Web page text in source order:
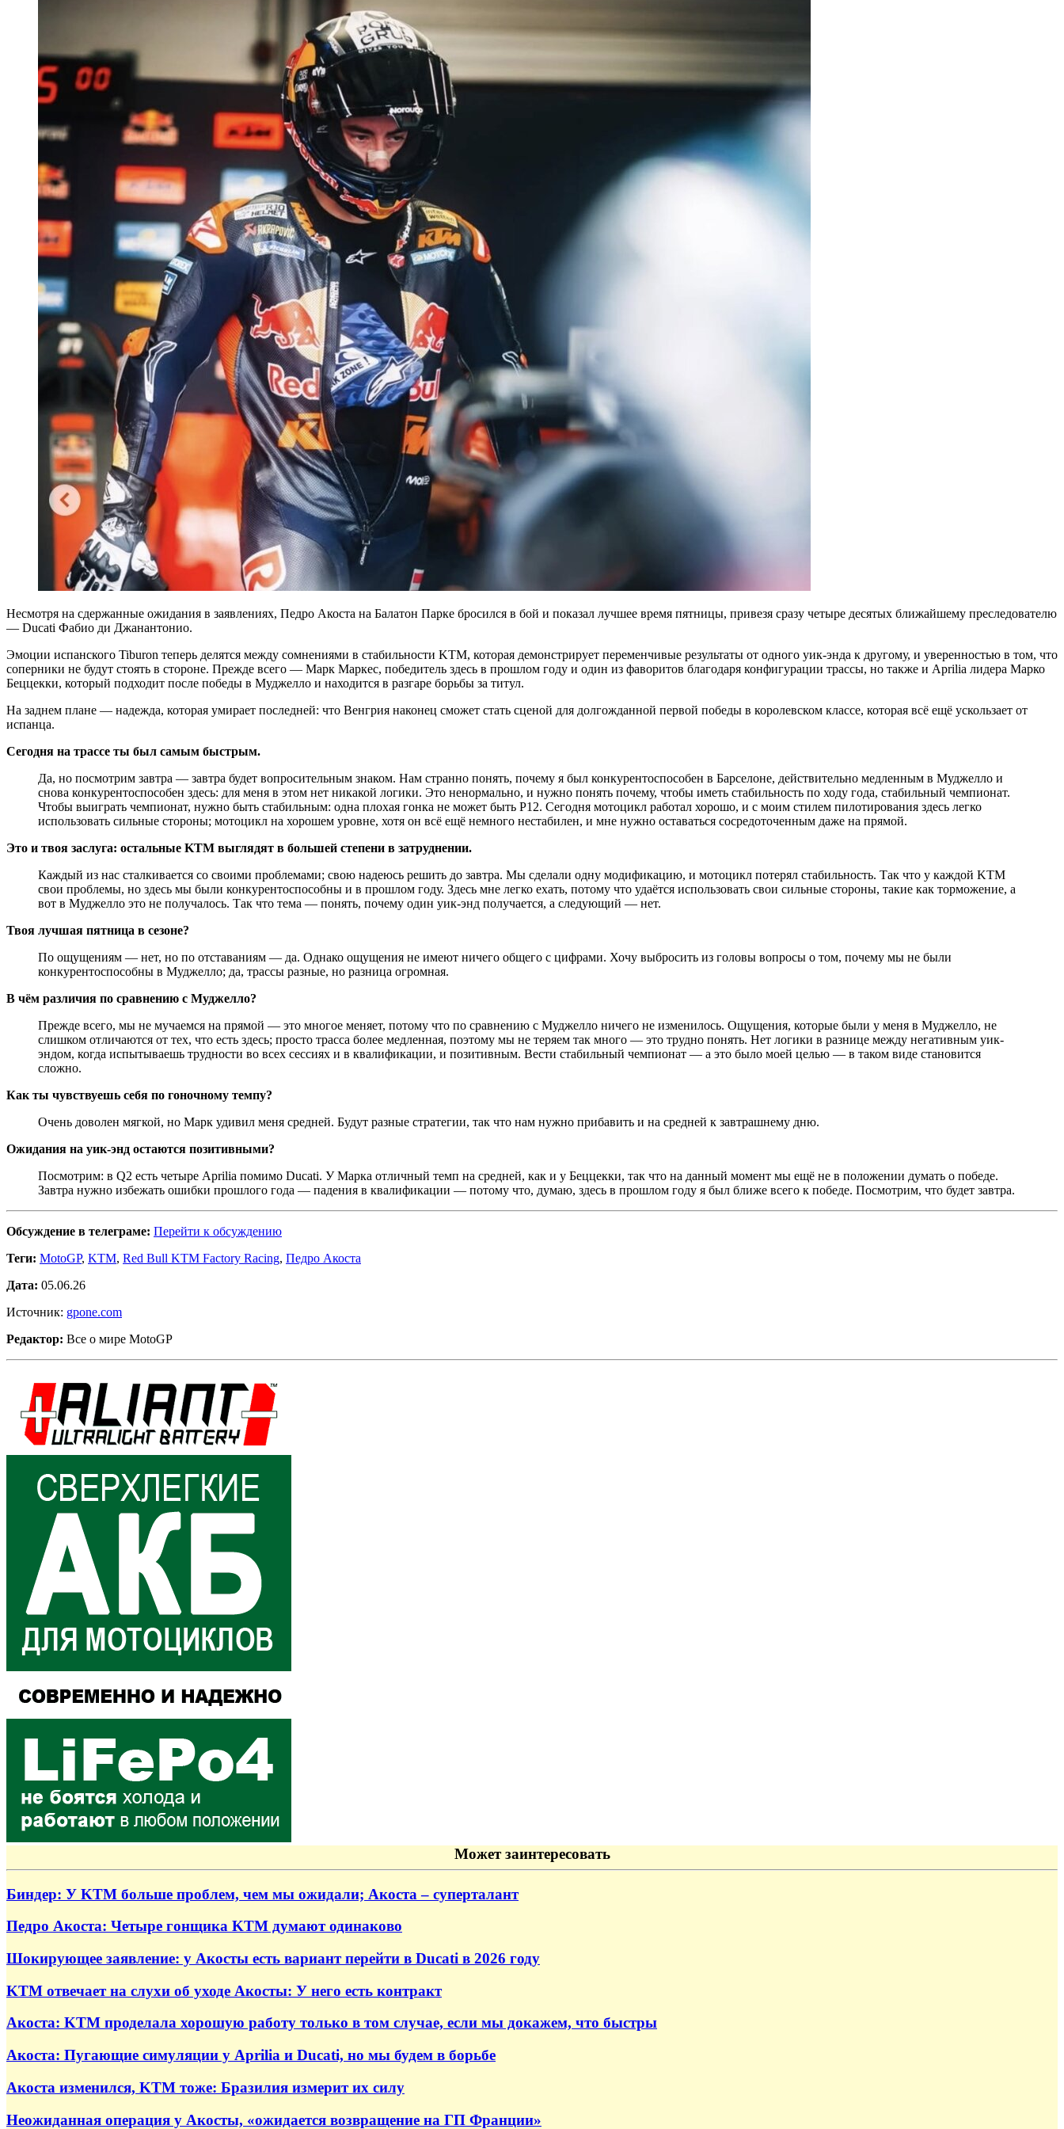
Несмотря на сдержанные ожидания в заявлениях, Педро Акоста на Балатон Парке бросился в бой и показал лучшее время пятницы, привезя сразу четыре десятых ближайшему преследователю
— Ducati Фабио ди Джанантонио.
Эмоции испанского Tiburon теперь делятся между сомнениями в стабильности KTM, которая демонстрирует переменчивые результаты от одного уик-энда к другому, и уверенностью в том, что
соперники не будут стоять в стороне. Прежде всего — Марк Маркес, победитель здесь в прошлом году и один из фаворитов благодаря конфигурации трассы, но также и Aprilia лидера Марко
Беццекки, который подходит после победы в Муджелло и находится в разгаре борьбы за титул.
На заднем плане — надежда, которая умирает последней: что Венгрия наконец сможет стать сценой для долгожданной первой победы в королевском классе, которая всё ещё ускользает от
испанца.
Сегодня на трассе ты был самым быстрым.
Да, но посмотрим завтра — завтра будет вопросительным знаком. Нам странно понять, почему я был конкурентоспособен в Барселоне, действительно медленным в Муджелло и
снова конкурентоспособен здесь: для меня в этом нет никакой логики. Это ненормально, и нужно понять почему, чтобы иметь стабильность по ходу года, стабильный чемпионат.
Чтобы выиграть чемпионат, нужно быть стабильным: одна плохая гонка не может быть P12. Сегодня мотоцикл работал хорошо, и с моим стилем пилотирования здесь легко
использовать сильные стороны; мотоцикл на хорошем уровне, хотя он всё ещё немного нестабилен, и мне нужно оставаться сосредоточенным даже на прямой.
Это и твоя заслуга: остальные KTM выглядят в большей степени в затруднении.
Каждый из нас сталкивается со своими проблемами; свою надеюсь решить до завтра. Мы сделали одну модификацию, и мотоцикл потерял стабильность. Так что у каждой KTM
свои проблемы, но здесь мы были конкурентоспособны и в прошлом году. Здесь мне легко ехать, потому что удаётся использовать свои сильные стороны, такие как торможение, а
вот в Муджелло это не получалось. Так что тема — понять, почему один уик-энд получается, а следующий — нет.
Твоя лучшая пятница в сезоне?
По ощущениям — нет, но по отставаниям — да. Однако ощущения не имеют ничего общего с цифрами. Хочу выбросить из головы вопросы о том, почему мы не были
конкурентоспособны в Муджелло; да, трассы разные, но разница огромная.
В чём различия по сравнению с Муджелло?
Прежде всего, мы не мучаемся на прямой — это многое меняет, потому что по сравнению с Муджелло ничего не изменилось. Ощущения, которые были у меня в Муджелло, не
слишком отличаются от тех, что есть здесь; просто трасса более медленная, поэтому мы не теряем так много — это трудно понять. Нет логики в разнице между негативным уик-
эндом, когда испытываешь трудности во всех сессиях и в квалификации, и позитивным. Вести стабильный чемпионат — а это было моей целью — в таком виде становится
сложно.
Как ты чувствуешь себя по гоночному темпу?
Очень доволен мягкой, но Марк удивил меня средней. Будут разные стратегии, так что нам нужно прибавить и на средней к завтрашнему дню.
Ожидания на уик-энд остаются позитивными?
Посмотрим: в Q2 есть четыре Aprilia помимо Ducati. У Марка отличный темп на средней, как и у Беццекки, так что на данный момент мы ещё не в положении думать о победе.
Завтра нужно избежать ошибки прошлого года — падения в квалификации — потому что, думаю, здесь в прошлом году я был ближе всего к победе. Посмотрим, что будет завтра.
Обсуждение в телеграме: Перейти к обсуждению
Теги: MotoGP, KTM, Red Bull KTM Factory Racing, Педро Акоста
Дата: 05.06.26
Источник: gpone.com
Редактор: Все о мире MotoGP
Может заинтересовать
Биндер: У KTM больше проблем, чем мы ожидали; Акоста – суперталант
Педро Акоста: Четыре гонщика KTM думают одинаково
Шокирующее заявление: у Акосты есть вариант перейти в Ducati в 2026 году
KTM отвечает на слухи об уходе Акосты: У него есть контракт
Акоста: KTM проделала хорошую работу только в том случае, если мы докажем, что быстры
Акоста: Пугающие симуляции у Aprilia и Ducati, но мы будем в борьбе
Акоста изменился, KTM тоже: Бразилия измерит их силу
Неожиданная операция у Акосты, «ожидается возвращение на ГП Франции»